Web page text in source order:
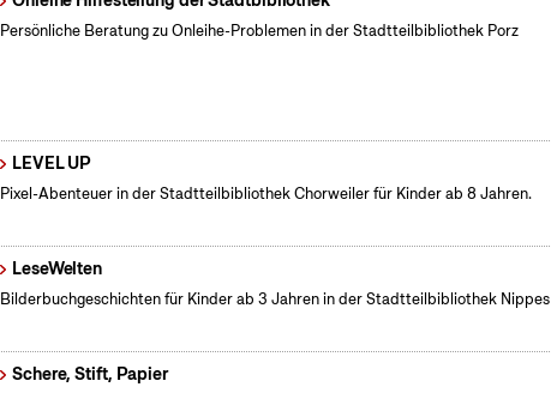
Persönliche Beratung zu Onleihe-Problemen in der Stadtteilbibliothek Porz
LEVEL UP
Pixel-Abenteuer in der Stadtteilbibliothek Chorweiler für Kinder ab 8 Jahren.
LeseWelten
Bilderbuchgeschichten für Kinder ab 3 Jahren in der Stadtteilbibliothek Nippes
Schere, Stift, Papier